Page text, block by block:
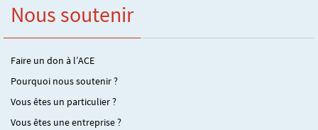
Nous soutenir
Faire un don à l’ACE
Pourquoi nous soutenir ?
Vous êtes un particulier ?
Vous êtes une entreprise ?